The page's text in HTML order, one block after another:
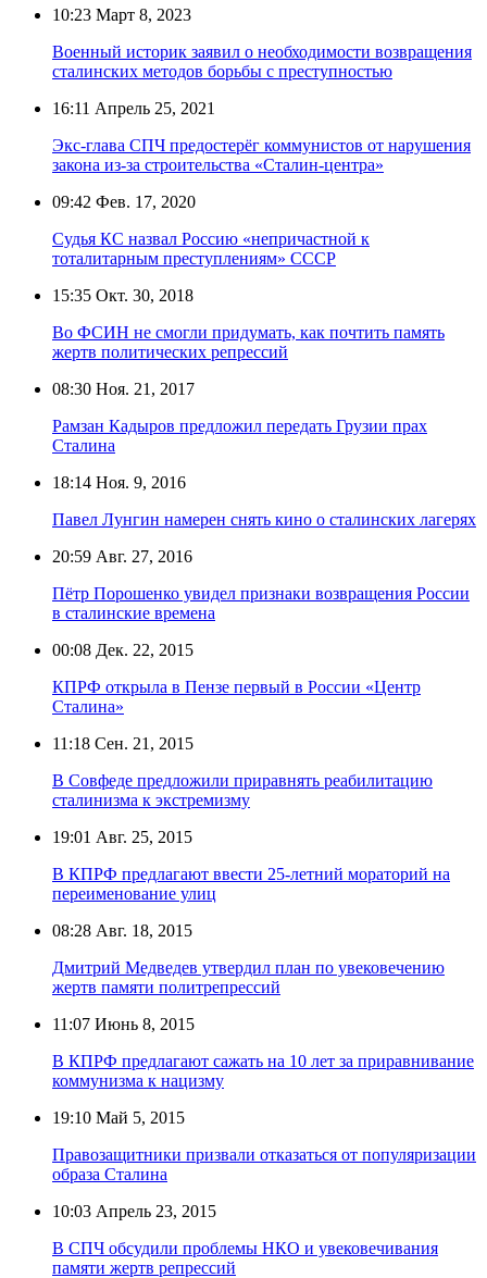
10:23 Март 8, 2023
Военный историк заявил о необходимости возвращения
сталинских методов борьбы с преступностью
16:11 Апрель 25, 2021
Экс-глава СПЧ предостерёг коммунистов от нарушения
закона из-за строительства «Сталин-центра»
09:42 Фев. 17, 2020
Судья КС назвал Россию «непричастной к
тоталитарным преступлениям» СССР
15:35 Окт. 30, 2018
Во ФСИН не смогли придумать, как почтить память
жертв политических репрессий
08:30 Ноя. 21, 2017
Рамзан Кадыров предложил передать Грузии прах
Сталина
18:14 Ноя. 9, 2016
Павел Лунгин намерен снять кино о сталинских лагерях
20:59 Авг. 27, 2016
Пётр Порошенко увидел признаки возвращения России
в сталинские времена
00:08 Дек. 22, 2015
КПРФ открыла в Пензе первый в России «Центр
Сталина»
11:18 Сен. 21, 2015
В Совфеде предложили приравнять реабилитацию
сталинизма к экстремизму
19:01 Авг. 25, 2015
В КПРФ предлагают ввести 25-летний мораторий на
переименование улиц
08:28 Авг. 18, 2015
Дмитрий Медведев утвердил план по увековечению
жертв памяти политрепрессий
11:07 Июнь 8, 2015
В КПРФ предлагают сажать на 10 лет за приравнивание
коммунизма к нацизму
19:10 Май 5, 2015
Правозащитники призвали отказаться от популяризации
образа Сталина
10:03 Апрель 23, 2015
В СПЧ обсудили проблемы НКО и увековечивания
памяти жертв репрессий